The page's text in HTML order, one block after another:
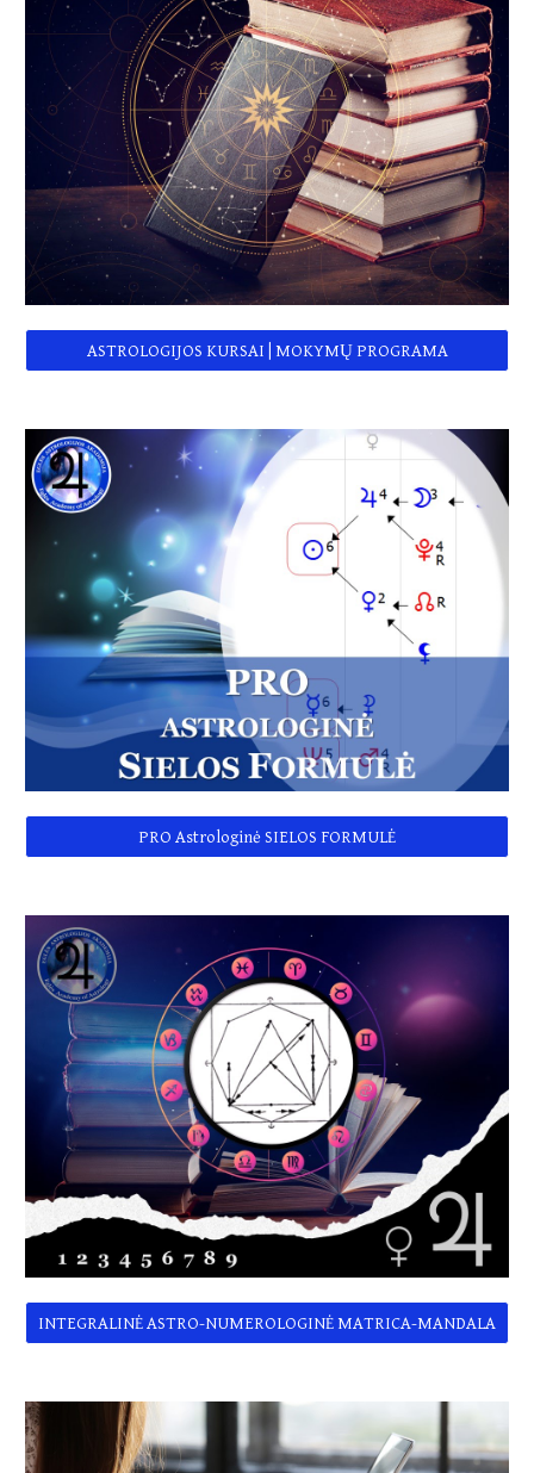
ASTROLOGIJOS KURSAI | MOKYMŲ PROGRAMA
PRO Astrologinė SIELOS FORMULĖ
INTEGRALINĖ ASTRO-NUMEROLOGINĖ MATRICA-MANDALA